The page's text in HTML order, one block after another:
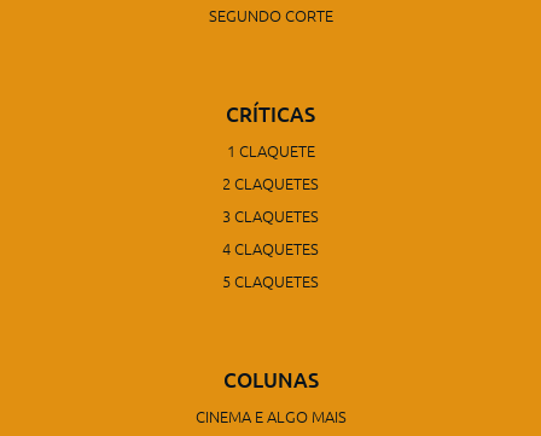
SEGUNDO CORTE
CRÍTICAS
1 CLAQUETE
2 CLAQUETES
3 CLAQUETES
4 CLAQUETES
5 CLAQUETES
COLUNAS
CINEMA E ALGO MAIS